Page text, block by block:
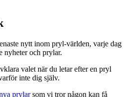
nytt inom pryl-världen, varje dag
nyheter och prylar.
valet när du letar efter en pryl
inte dig själv.
prylarsom vi tror någon kan få